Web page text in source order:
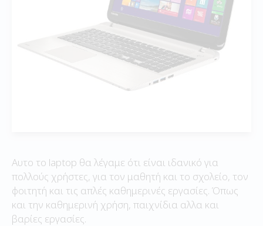
Αυτο το laptop θα λέγαμε ότι είναι ιδανικό για
πολλούς χρήστες, για τον μαθητή και το σχολείο, τον
φοιτητή και τις απλές καθημερινές εργασίες. Όπως
και την καθημερινή χρήση, παιχνίδια αλλα και
βαρίες εργασίες.